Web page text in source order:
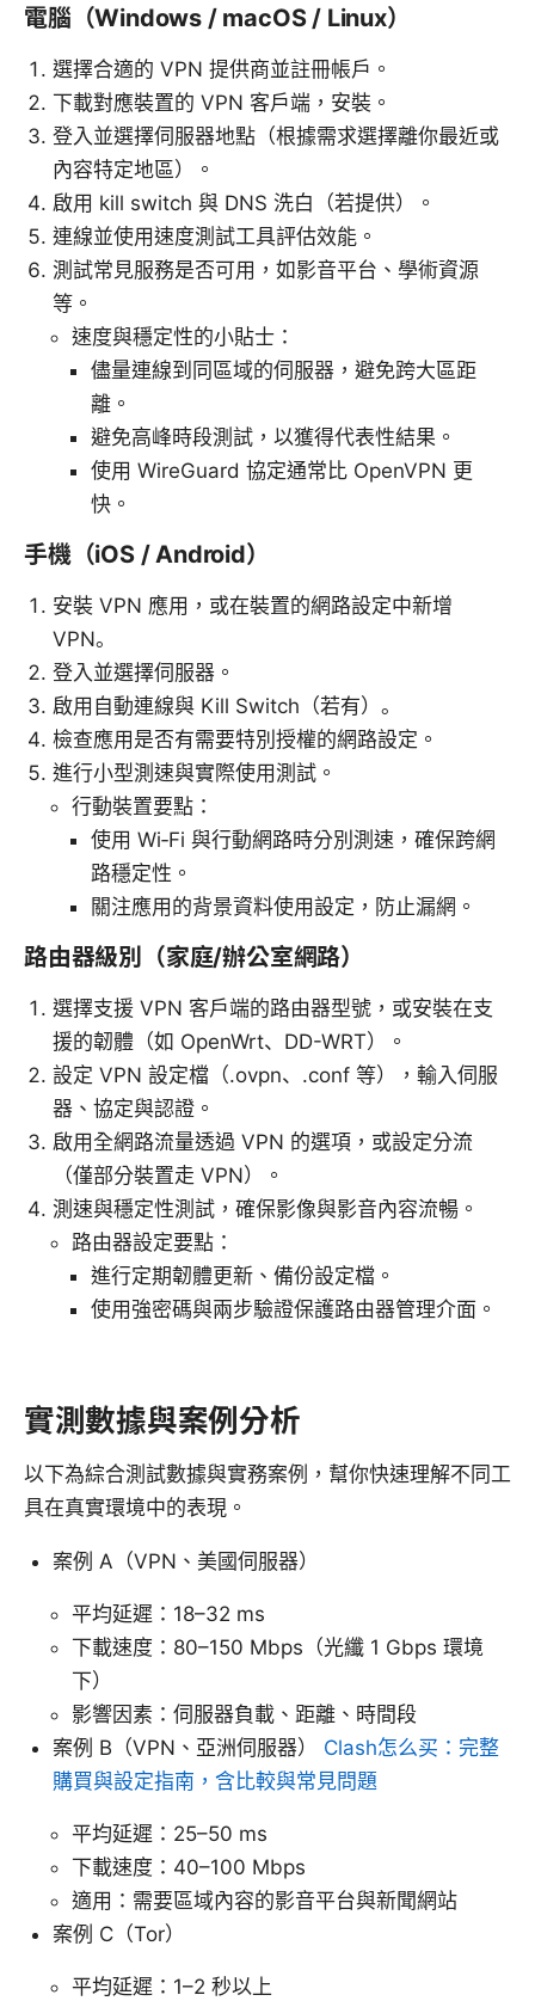
電腦（Windows / macOS / Linux）
選擇合適的 VPN 提供商並註冊帳戶。
下載對應裝置的 VPN 客戶端，安裝。
登入並選擇伺服器地點（根據需求選擇離你最近或
內容特定地區）。
啟用 kill switch 與 DNS 洗白（若提供）。
連線並使用速度測試工具評估效能。
測試常見服務是否可用，如影音平台、學術資源
等。
速度與穩定性的小貼士：
儘量連線到同區域的伺服器，避免跨大區距
離。
避免高峰時段測試，以獲得代表性結果。
使用 WireGuard 協定通常比 OpenVPN 更
快。
手機（iOS / Android）
安裝 VPN 應用，或在裝置的網路設定中新增
VPN。
登入並選擇伺服器。
啟用自動連線與 Kill Switch（若有）。
檢查應用是否有需要特別授權的網路設定。
進行小型測速與實際使用測試。
行動裝置要點：
使用 Wi‑Fi 與行動網路時分別測速，確保跨網
路穩定性。
關注應用的背景資料使用設定，防止漏網。
路由器級別（家庭/辦公室網路）
選擇支援 VPN 客戶端的路由器型號，或安裝在支
援的韌體（如 OpenWrt、DD-WRT）。
設定 VPN 設定檔（.ovpn、.conf 等），輸入伺服
器、協定與認證。
啟用全網路流量透過 VPN 的選項，或設定分流
（僅部分裝置走 VPN）。
測速與穩定性測試，確保影像與影音內容流暢。
路由器設定要點：
進行定期韌體更新、備份設定檔。
使用強密碼與兩步驗證保護路由器管理介面。
實測數據與案例分析
以下為綜合測試數據與實務案例，幫你快速理解不同工
具在真實環境中的表現。
案例 A（VPN、美國伺服器）
平均延遲：18–32 ms
下載速度：80–150 Mbps（光纖 1 Gbps 環境
下）
影響因素：伺服器負載、距離、時間段
案例 B（VPN、亞洲伺服器） Clash怎么买：完整
購買與設定指南，含比較與常見問題
平均延遲：25–50 ms
下載速度：40–100 Mbps
適用：需要區域內容的影音平台與新聞網站
案例 C（Tor）
平均延遲：1–2 秒以上